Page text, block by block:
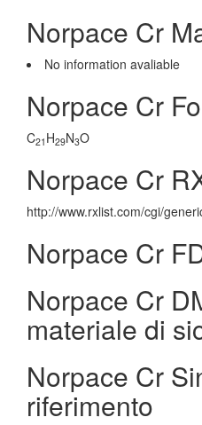
Norpace Cr
No information avaliable
Norpace Cr
C21 H29N3O
Norpace Cr
http://www.rxlist.com/cgi/
Norpace Cr
Norpace Cr
materiale di
Norpace Cr
riferimento